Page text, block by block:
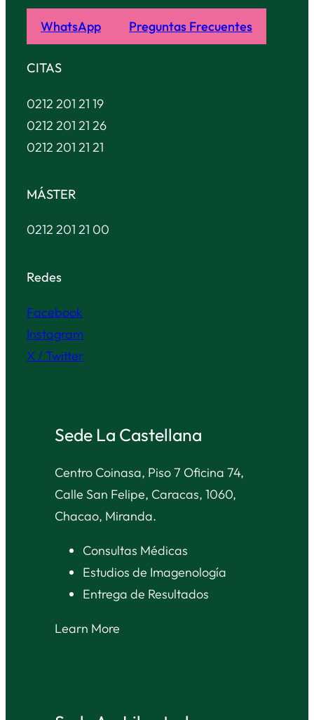
WhatsApp Preguntas Frecuentes
CITAS
0212 201 21 19
0212 201 21 26
0212 201 21 21
MÁSTER
0212 201 21 00
Redes
Facebook
Instagram
X / Twitter
Sede La Castellana
Centro Coinasa, Piso 7 Oficina 74,
Calle San Felipe, Caracas, 1060,
Chacao, Miranda.
Consultas Médicas
Estudios de Imagenología
Entrega de Resultados
Learn More